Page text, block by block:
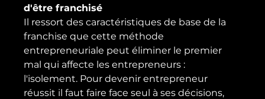
d'être franchisé
Il ressort des caractéristiques de base de la
franchise que cette méthode
entrepreneuriale peut éliminer le premier
mal qui affecte les entrepreneurs :
l'isolement. Pour devenir entrepreneur
réussit il faut faire face seul à ses décisions,